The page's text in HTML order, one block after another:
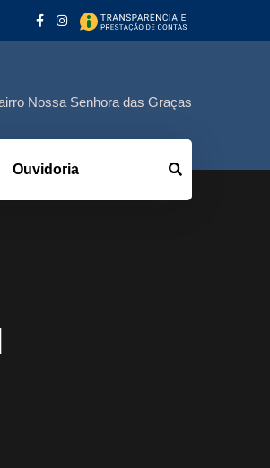
Nossa Senhora das Graças
Ouvidoria